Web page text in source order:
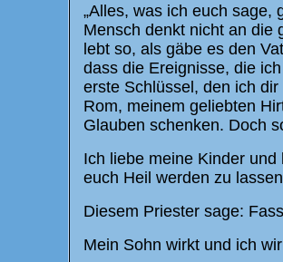
„Alles, was ich euch sage,
Mensch denkt nicht an die
lebt so, als gäbe es den
dass die Ereignisse, die
erste Schlüssel, den ich
Rom, meinem geliebten
Glauben schenken. Doch
Ich liebe meine Kinder
euch Heil werden zu
Diesem Priester sage:
Mein Sohn wirkt und ich